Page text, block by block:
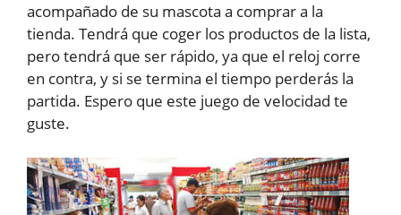
acompañado de su mascota a comprar a la
tienda. Tendrá que coger los productos de la lista,
pero tendrá que ser rápido, ya que el reloj corre
en contra, y si se termina el tiempo perderás la
partida. Espero que este juego de velocidad te
guste.